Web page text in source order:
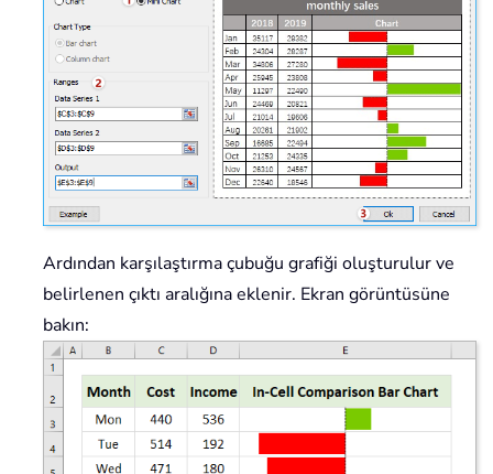
Ardından karşılaştırma çubuğu grafiği oluşturulur ve
belirlenen çıktı aralığına eklenir. Ekran görüntüsüne
bakın: